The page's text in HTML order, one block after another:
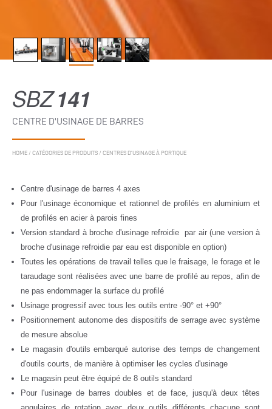
SBZ141
CENTRE D'USINAGE DE BARRES
HOME/ CATÉGORIES DE PRODUITS/ CENTRES D'USINAGE À PORTIQUE
Centre d'usinage de barres 4 axes
Pour l'usinage économique et rationnel de profilés en aluminium et
de profilés en acier à parois fines
Version standard à broche d'usinage refroidie par air (une version à
broche d'usinage refroidie par eau est disponible en option)
Toutes les opérations de travail telles que le fraisage, le forage et le
taraudage sont réalisées avec une barre de profilé au repos, afin de
ne pas endommager la surface du profilé
Usinage progressif avec tous les outils entre -90° et +90°
Positionnement autonome des dispositifs de serrage avec système
de mesure absolue
Le magasin d'outils embarqué autorise des temps de changement
d'outils courts, de manière à optimiser les cycles d'usinage
Le magasin peut être équipé de 8 outils standard
Pour l'usinage de barres doubles et de face, jusqu'à deux têtes